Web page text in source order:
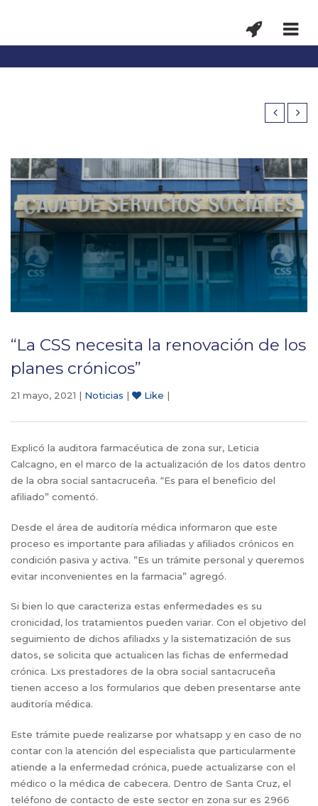
“La CSS necesita la renovación de los
planes crónicos”
21 mayo, 2021 | Noticias | Like |
Explicó la auditora farmacéutica de zona sur, Leticia
Calcagno, en el marco de la actualización de los datos dentro
de la obra social santacruceña. “Es para el beneficio del
afiliado” comentó.
Desde el área de auditoría médica informaron que este
proceso es importante para afiliadas y afiliados crónicos en
condición pasiva y activa. ”Es un trámite personal y queremos
evitar inconvenientes en la farmacia” agregó.
Si bien lo que caracteriza estas enfermedades es su
cronicidad, los tratamientos pueden variar. Con el objetivo del
seguimiento de dichos afiliadxs y la sistematización de sus
datos, se solicita que actualicen las fichas de enfermedad
crónica. Lxs prestadores de la obra social santacruceña
tienen acceso a los formularios que deben presentarse ante
auditoría médica.
Este trámite puede realizarse por whatsapp y en caso de no
contar con la atención del especialista que particularmente
atiende a la enfermedad crónica, puede actualizarse con el
médico o la médica de cabecera. Dentro de Santa Cruz, el
teléfono de contacto de este sector en zona sur es 2966